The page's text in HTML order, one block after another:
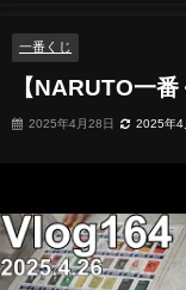
一番くじ
【NARUTO一
2025年4月28日 2025年4